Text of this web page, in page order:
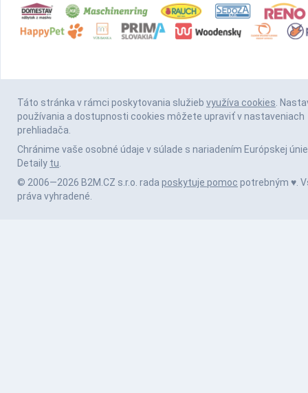
Táto stránka v rámci poskytovania služieb využíva cookies.
používania a dostupnosti cookies môžete upraviť v nastaveniach
prehliadača.
Chránime vaše osobné údaje v súlade s nariadením Európskej únie
Detaily tu.
© 2006—2026 B2M.CZ s.r.o. rada poskytuje pomoc potrebným ♥️.
práva vyhradené.